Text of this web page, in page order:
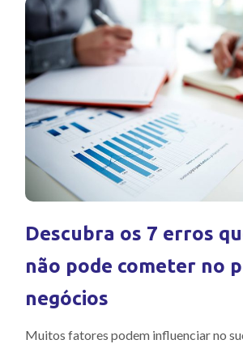
Descubra os 7 erros
não pode cometer no
negócios
Muitos fatores podem influenciar no